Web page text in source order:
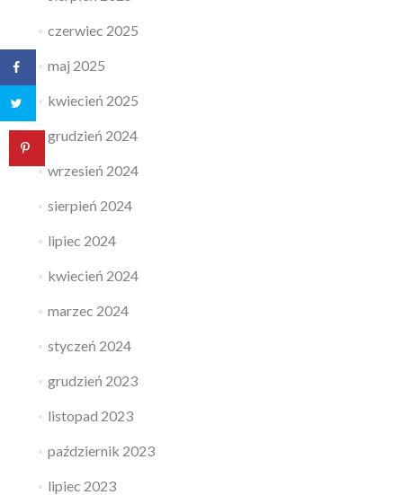
czerwiec 2025
maj 2025
kwiecień 2025
grudzień 2024
wrzesień 2024
sierpień 2024
lipiec 2024
kwiecień 2024
marzec 2024
styczeń 2024
grudzień 2023
listopad 2023
październik 2023
lipiec 2023